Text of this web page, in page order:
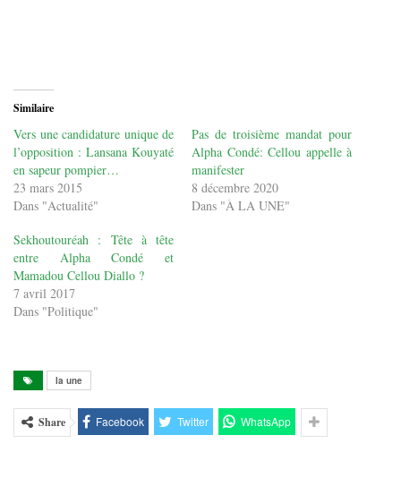
Similaire
Vers une candidature unique de
l’opposition : Lansana Kouyaté
en sapeur pompier…
23 mars 2015
Dans "Actualité"
Pas de troisième mandat pour
Alpha Condé: Cellou appelle à
manifester
8 décembre 2020
Dans "À LA UNE"
Sekhoutouréah : Tête à tête
entre Alpha Condé et
Mamadou Cellou Diallo ?
7 avril 2017
Dans "Politique"
la une
Share Facebook Twitter WhatsApp